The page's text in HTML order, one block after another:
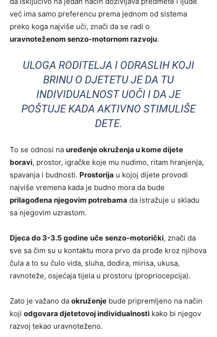
već ima samo preferencu prema jednom od sistema
preko koga najviše uči, znači da se radi o
uravnoteženom senzo-motornom razvoju.
ULOGA RODITELJA I ODRASLIH KOJI
BRINU O DJETETU JE DA TU
INDIVIDUALNOST UOČI I DA JE
POŠTUJE KADA AKTIVNO STIMULIŠE
DETE.
To se odnosi na uređenje okruženja u kome dijete
boravi, prostor, igračke koje mu nudimo, ritam hranjenja,
spavanja i budnosti. Prostorija u kojoj dijete provodi
najviše vremena kada je budno mora da bude
prilagođena njegovim potrebama da istražuje u skladu
sa njegovim uzrastom.
Djeca do 3-3.5 godine uče senzo-motorički, znači da
sve sa čim su u kontaktu mora prvo da prođe kroz njihova
čula a to su čulo vida, sluha, dodira, mirisa, ukusa,
ravnoteže, osjećaja tijela u prostoru (propriocepcija).
Zato je važano da okruženje bude pripremljeno na način
koji odgovara djetetovoj individualnosti kako bi njegov
razvoj tekao uravnoteženo.